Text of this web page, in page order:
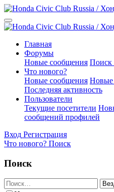
Главная
Форумы
Новые сообщения Поиск
Что нового?
Новые сообщения Новые
Последняя активность
Пользователи
Текущие посетители
сообщений профилей
Вход Регистрация
Что нового? Поиск
Поиск